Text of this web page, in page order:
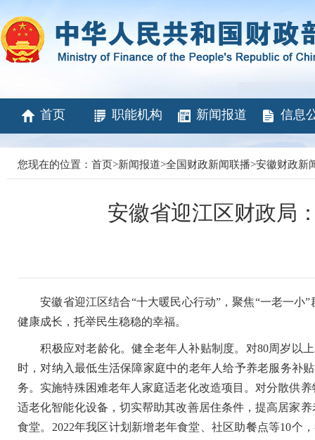
首页 职能机构 新闻报道 信息
您现在的位置： 首页>新闻报道>全国财政新闻联播>安徽财政新
安徽省迎江区财政局
安徽省迎江区结合“十大暖民心行动”，聚焦“一老一小”
健康成长，托举民生稳稳的幸福。
积极应对老龄化。健全老年人补贴制度。对80周岁以上
时，对纳入最低生活保障家庭中的老年人给予养老服务补
务。实施特殊困难老年人家庭适老化改造项目。对分散供
适老化智能化设备，切实帮助其改善居住条件，提高居家
食堂。2022年我区计划新增老年食堂、社区助餐点等10个